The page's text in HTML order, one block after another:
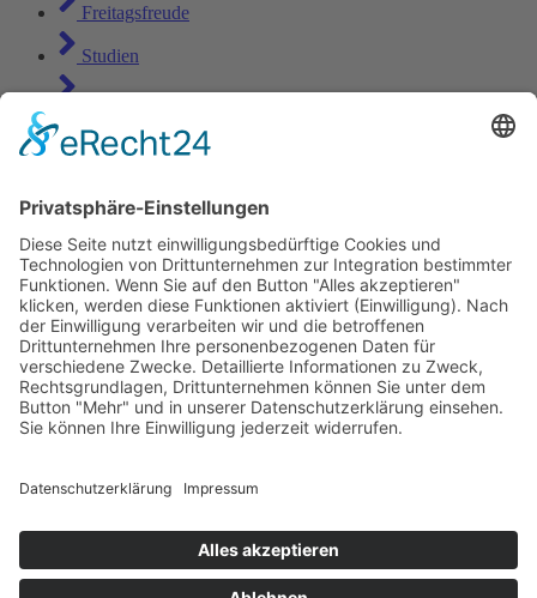
Freitagsfreude
Studien
Anfrage
Kontakt
maria@montagsfreude.de
+49 30 55 22 68 89
+49 172 303 70 72
Instagram Linkedin-in Tiktok
Copyright © 2026 Montagsfreude
E-Mail